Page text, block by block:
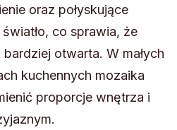
oraz połyskujące
co sprawia, że
otwarta. W małych
kuchennych mozaika
proporcje wnętrza i